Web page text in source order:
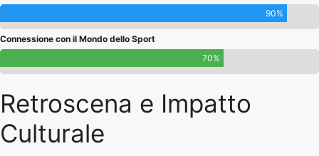
90%
Connessione con il Mondo dello Sport
70%
Retroscena e Impatto
Culturale